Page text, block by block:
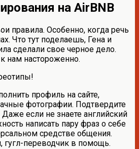
на AirBNB
правила. Особенно, когда речь
Что тут поделаешь, Гена и
сделали свое черное дело.
нам настороженно.
профиль на сайте,
фотографии. Подтвердите
если не знаете английский
написать пару фраз о себе
средстве общения.
гугл-переводчик в помощь.